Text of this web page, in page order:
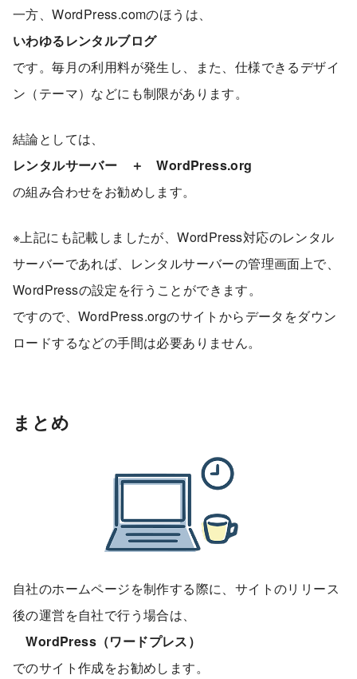
一方、WordPress.comのほうは、
いわゆるレンタルブログ
です。毎月の利用料が発生し、また、仕様できるデザイ
ン（テーマ）などにも制限があります。
結論としては、
レンタルサーバー ＋ WordPress.org
の組み合わせをお勧めします。
※上記にも記載しましたが、WordPress対応のレンタル
サーバーであれば、レンタルサーバーの管理画面上で、
WordPressの設定を行うことができます。
ですので、WordPress.orgのサイトからデータをダウン
ロードするなどの手間は必要ありません。
まとめ
自社のホームページを制作する際に、サイトのリリース
後の運営を自社で行う場合は、
WordPress（ワードプレス）
でのサイト作成をお勧めします。